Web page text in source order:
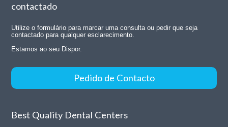
contactado
Utilize o formulário para marcar uma consulta ou pedir que seja
contactado para qualquer esclarecimento.
Estamos ao seu Dispor.
Pedido de Contacto
Best Quality Dental Centers